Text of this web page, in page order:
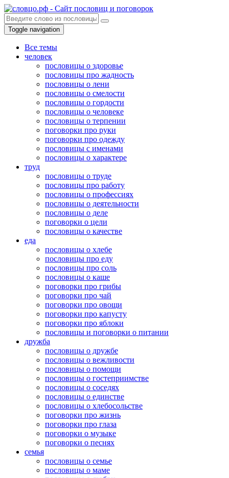
Toggle navigation
Все темы
человек
пословицы о здоровье
пословицы про жадность
пословицы о лени
пословицы о смелости
пословицы о гордости
пословицы о человеке
пословицы о терпении
поговорки про руки
поговорки про одежду
пословицы с именами
пословицы о характере
труд
пословицы о труде
пословицы про работу
пословицы о профессиях
пословицы о деятельности
пословицы о деле
поговорки о цели
пословицы о качестве
еда
пословицы о хлебе
пословицы про еду
пословицы про соль
пословицы о каше
поговорки про грибы
поговорки про чай
поговорки про овощи
поговорки про капусту
поговорки про яблоки
пословицы и поговорки о питании
дружба
пословицы о дружбе
пословицы о вежливости
пословицы о помощи
пословицы о гостеприимстве
пословицы о соседях
пословицы о единстве
пословицы о хлебосольстве
поговорки про жизнь
поговорки про глаза
поговорки о музыке
поговорки о песнях
семья
пословицы о семье
пословицы о маме